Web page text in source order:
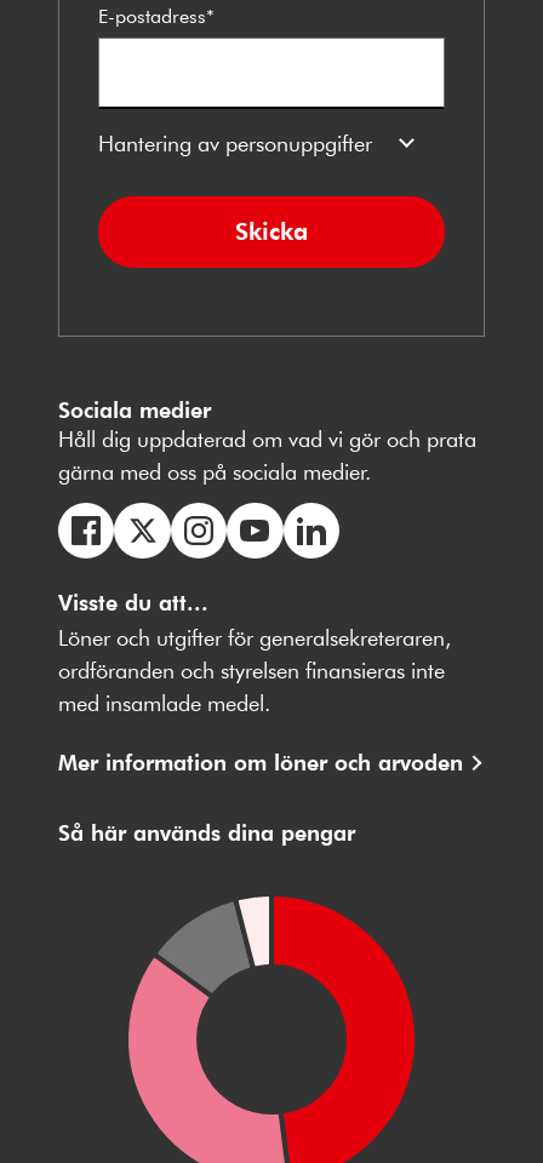
E-postadress*
Hantering av personuppgifter
Skicka
Sociala medier
Håll dig uppdaterad om vad vi gör och prata
gärna med oss på sociala medier.
oss
på
Facebbok
oss
på
oss
på
Instagram
på
Youtube
på
LinkedIn
Visste du att...
Löner och utgifter för generalsekreteraren,
ordföranden och styrelsen finansieras inte
med insamlade medel.
Mer information om löner och arvoden
Så här används dina pengar